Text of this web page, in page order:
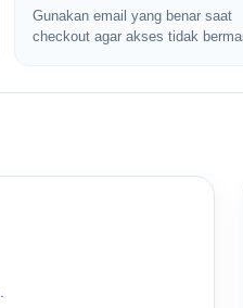
Gunakan email yang benar saat
checkout agar akses tidak